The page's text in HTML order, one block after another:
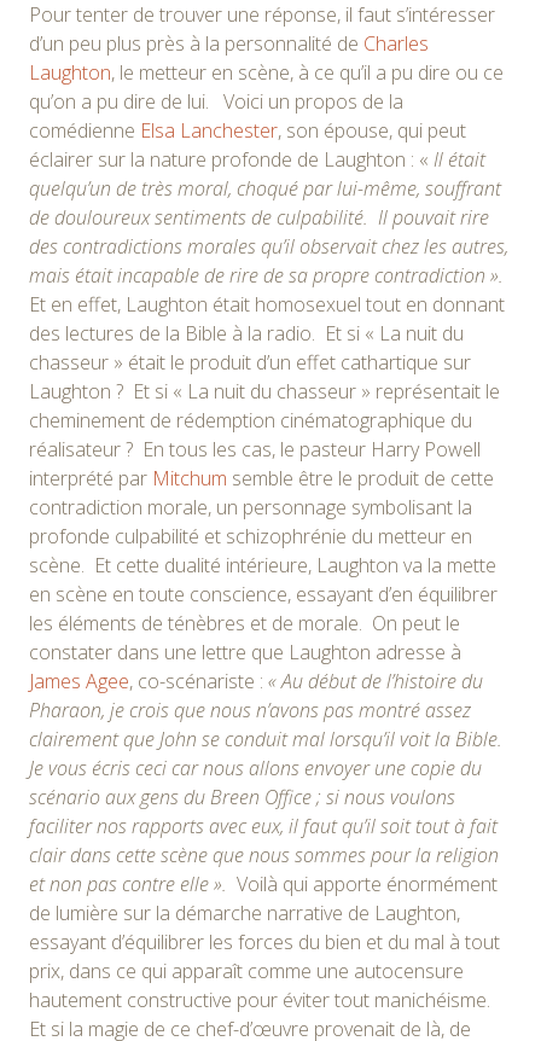
Pour tenter de trouver une réponse, il faut s’intéresser
d’un peu plus près à la personnalité de Charles
Laughton, le metteur en scène, à ce qu’il a pu dire ou ce
qu’on a pu dire de lui. Voici un propos de la
comédienne Elsa Lanchester, son épouse, qui peut
éclairer sur la nature profonde de Laughton : « Il était
quelqu’un de très moral, choqué par lui-même, souffrant
de douloureux sentiments de culpabilité. Il pouvait rire
des contradictions morales qu’il observait chez les autres,
mais était incapable de rire de sa propre contradiction ».
Et en effet, Laughton était homosexuel tout en donnant
des lectures de la Bible à la radio. Et si « La nuit du
chasseur » était le produit d’un effet cathartique sur
Laughton ? Et si « La nuit du chasseur » représentait le
cheminement de rédemption cinématographique du
réalisateur ? En tous les cas, le pasteur Harry Powell
interprété par Mitchum semble être le produit de cette
contradiction morale, un personnage symbolisant la
profonde culpabilité et schizophrénie du metteur en
scène. Et cette dualité intérieure, Laughton va la mette
en scène en toute conscience, essayant d’en équilibrer
les éléments de ténèbres et de morale. On peut le
constater dans une lettre que Laughton adresse à
James Agee, co-scénariste : « Au début de l’histoire du
Pharaon, je crois que nous n’avons pas montré assez
clairement que John se conduit mal lorsqu’il voit la Bible.
Je vous écris ceci car nous allons envoyer une copie du
scénario aux gens du Breen Office ; si nous voulons
faciliter nos rapports avec eux, il faut qu’il soit tout à fait
clair dans cette scène que nous sommes pour la religion
et non pas contre elle ». Voilà qui apporte énormément
de lumière sur la démarche narrative de Laughton,
essayant d’équilibrer les forces du bien et du mal à tout
prix, dans ce qui apparaît comme une autocensure
hautement constructive pour éviter tout manichéisme.
Et si la magie de ce chef-d’œuvre provenait de là, de